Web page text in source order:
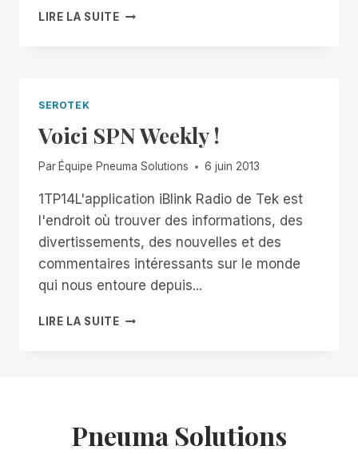
LIRE LA SUITELE
SEROTEK
Voici SPN Weekly !
Par Équipe Pneuma Solutions 6 juin 2013
1TP14L'application iBlink Radio de Tek est
l'endroit où trouver des informations, des
divertissements, des nouvelles et des
commentaires intéressants sur le monde
qui nous entoure depuis...
LIRE LA SUITEVOICI
Pneuma Solutions